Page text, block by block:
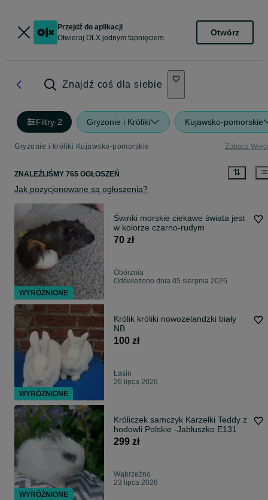
Przejdź do aplikacji
Otwieraj OLX jednym tapnięciem
Otwórz
Znajdź coś dla siebie
Filtry·2 Gryzonie i Króliki Kujawsko-pomorskie
Gryzonie i króliki Kujawsko-pomorskie Zobacz
ZNALEŹLIŚMY 765 OGŁOSZEŃ
Jak pozycjonowane są ogłoszenia?
Świnki morskie ciekawe świata jest
w kolorze czarno-rudym
70 zł
Obórznia
Odświeżono dnia 05 sierpnia 2026
Królik króliki nowozelandzki biały
NB
100 zł
Łasin
26 lipca 2026
Króliczek samczyk Karzełki Teddy z
hodowli Polskie -Jabłuszko E131
299 zł
Wąbrzeźno
23 lipca 2026
WYRÓŻNIONE
WYRÓŻNIONE
WYRÓŻNIONE